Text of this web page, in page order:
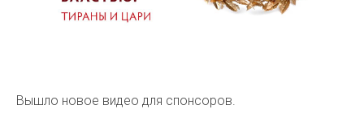
Вышло новое видео для спонсоров.